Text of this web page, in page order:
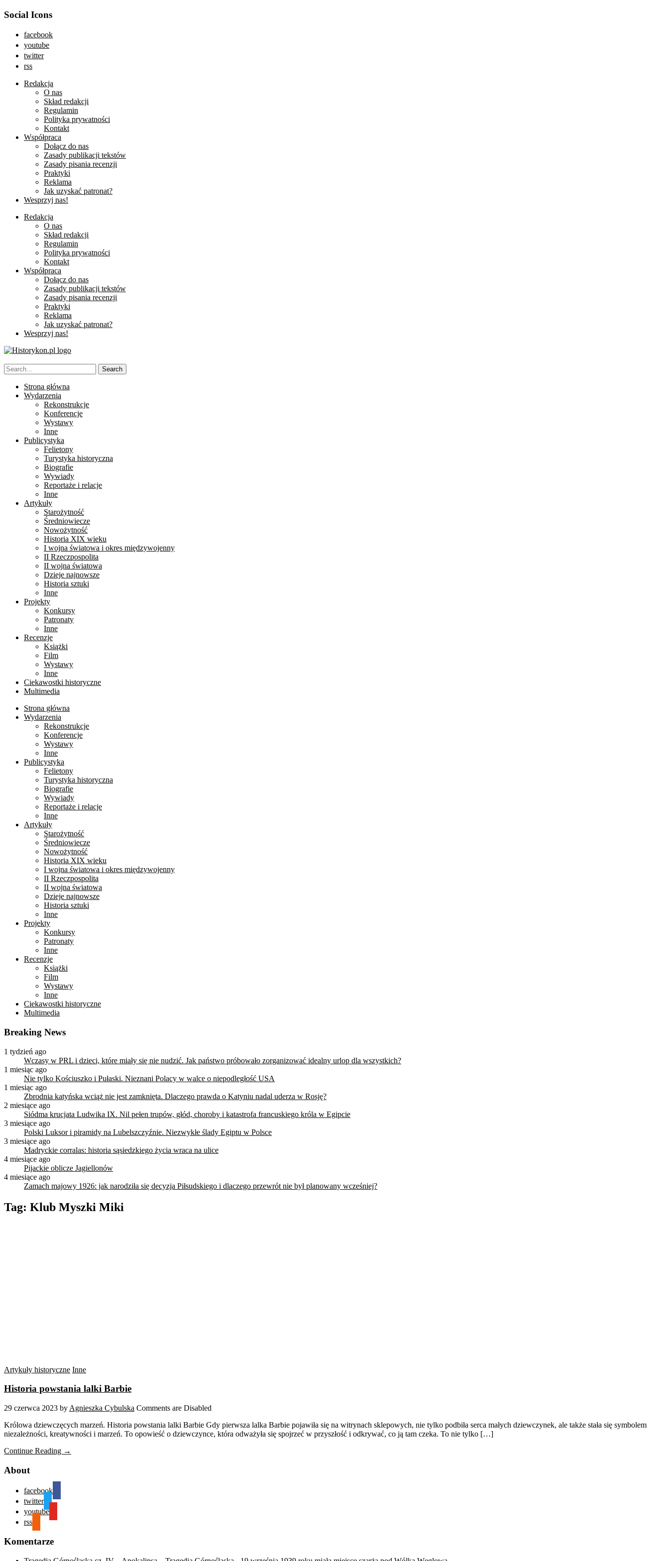
Social Icons
facebook
youtube
twitter
rss
Redakcja
O nas
Skład redakcji
Regulamin
Polityka prywatności
Kontakt
Współpraca
Dołącz do nas
Zasady publikacji tekstów
Zasady pisania recenzji
Praktyki
Reklama
Jak uzyskać patronat?
Wesprzyj nas!
Redakcja
O nas
Skład redakcji
Regulamin
Polityka prywatności
Kontakt
Współpraca
Dołącz do nas
Zasady publikacji tekstów
Zasady pisania recenzji
Praktyki
Reklama
Jak uzyskać patronat?
Wesprzyj nas!
Strona główna
Wydarzenia
Rekonstrukcje
Konferencje
Wystawy
Inne
Publicystyka
Felietony
Turystyka historyczna
Biografie
Wywiady
Reportaże i relacje
Inne
Artykuły
Starożytność
Średniowiecze
Nowożytność
Historia XIX wieku
I wojna światowa i okres międzywojenny
II Rzeczpospolita
II wojna światowa
Dzieje najnowsze
Historia sztuki
Inne
Projekty
Konkursy
Patronaty
Inne
Recenzje
Książki
Film
Wystawy
Inne
Ciekawostki historyczne
Multimedia
Strona główna
Wydarzenia
Rekonstrukcje
Konferencje
Wystawy
Inne
Publicystyka
Felietony
Turystyka historyczna
Biografie
Wywiady
Reportaże i relacje
Inne
Artykuły
Starożytność
Średniowiecze
Nowożytność
Historia XIX wieku
I wojna światowa i okres międzywojenny
II Rzeczpospolita
II wojna światowa
Dzieje najnowsze
Historia sztuki
Inne
Projekty
Konkursy
Patronaty
Inne
Recenzje
Książki
Film
Wystawy
Inne
Ciekawostki historyczne
Multimedia
Breaking News
1 tydzień ago
Wczasy w PRL i dzieci, które miały się nie nudzić. Jak państwo próbowało zorganizować idealny urlop dla wszystkich?
1 miesiąc ago
Nie tylko Kościuszko i Pułaski. Nieznani Polacy w walce o niepodległość USA
1 miesiąc ago
Zbrodnia katyńska wciąż nie jest zamknięta. Dlaczego prawda o Katyniu nadal uderza w Rosję?
2 miesiące ago
Siódma krucjata Ludwika IX. Nil pełen trupów, głód, choroby i katastrofa francuskiego króla w Egipcie
3 miesiące ago
Polski Luksor i piramidy na Lubelszczyźnie. Niezwykłe ślady Egiptu w Polsce
3 miesiące ago
Madryckie corralas: historia sąsiedzkiego życia wraca na ulice
4 miesiące ago
Pijackie oblicze Jagiellonów
4 miesiące ago
Zamach majowy 1926: jak narodziła się decyzja Piłsudskiego i dlaczego przewrót nie był planowany wcześniej?
Tag: Klub Myszki Miki
Artykuły historyczne Inne
Historia powstania lalki Barbie
29 czerwca 2023 by Agnieszka Cybulska Comments are Disabled
Królowa dziewczęcych marzeń. Historia powstania lalki Barbie Gdy pierwsza lalka Barbie pojawiła się na witrynach sklepowych, nie tylko podbiła serca małych dziewczynek, ale także stała się symbolem
niezależności, kreatywności i marzeń. To opowieść o dziewczynce, która odważyła się spojrzeć w przyszłość i odkrywać, co ją tam czeka. To nie tylko […]
Continue Reading →
About
facebook
twitter
youtube
rss
Komentarze